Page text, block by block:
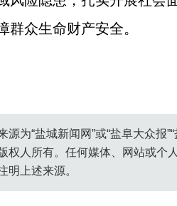
群众生命财产安全。
源为“盐城新闻网”或“盐阜大众
权人所有。任何媒体、网站或个
明上述来源。